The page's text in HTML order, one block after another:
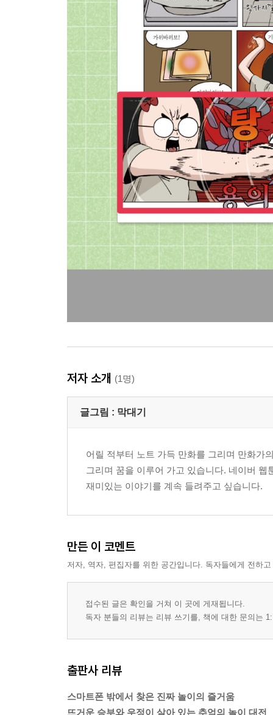
저자 소개 (1명)
글그림 : 막대기
어릴 적부터 노트 가득 만화를 그리며 만화가
그리며 꿈을 이루어 가고 있습니다. 네이버 웹
재미있는 이야기를 계속 들려주고 싶습니다.
만든 이 코멘트
저자, 역자, 편집자를 위한 공간입니다. 독자들에게 전하
접수된 글은 확인을 거쳐 이 곳에 게재됩니다.
독자 분들의 리뷰는 리뷰 쓰기를, 책에 대한 문의는
출판사 리뷰
스마트폰 밖에서 찾은 진짜 놀이의 즐거움
뜨거운 승부와 우정이 살아 있는 추억의 놀이 대전